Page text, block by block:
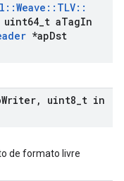
::Weave :: TLV::
uint64 t aTagIn
*apDst
Writer, uint8 t in
de formato livre